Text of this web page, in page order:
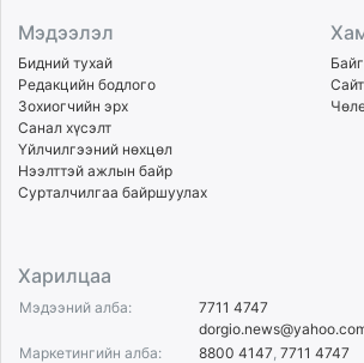
Мэдээлэл
Бидний тухай
Редакцийн бодлого
Зохиогчийн эрх
Санал хүсэлт
Үйлчилгээний нөхцөл
Нээлттэй ажлын байр
Сурталчилгаа байршуулах
Харилцаа
Мэдээний алба:
7711 4747
Маркетингийн алба:
8800 4147 7711 4747